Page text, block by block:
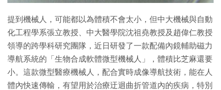
提到機械人，可能都以為體積不會太小，但中大機械與自動
化工程學系張立教授、中大醫學院沈祖堯教授及趙偉仁教授
領導的跨學科研究團隊，近日研發了一款配備內鏡輔助磁力
導航系統的「生物合成軟體微型機械人」，體積比芝麻還要
小。這款微型醫療機械人，配合實時成像導航技術，能在人
體內快速傳輸，有望用於治療迂迴曲折管道內的疾病，特別